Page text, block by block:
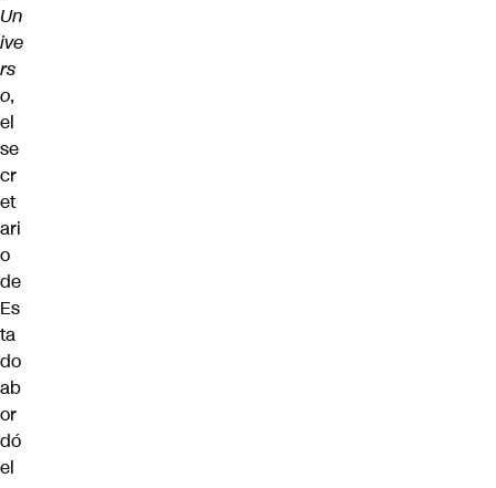
Un
ive
rs
o,
el
se
cr
et
ari
o
de
Es
ta
do
ab
or
dó
el